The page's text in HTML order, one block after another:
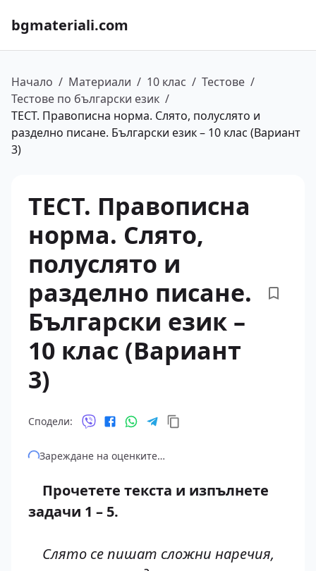
bgmateriali.com
Начало / Материали / 10 клас / Тестове /
Тестове по български език /
ТЕСТ. Правописна норма. Слято, полуслято и
разделно писане. Български език – 10 клас (Вариант
3)
ТЕСТ. Правописна
норма. Слято,
полуслято и
разделно писане.
Български език –
10 клас (Вариант
3)
Сподели:
Зареждане на оценките…
Прочетете текста и изпълнете
задачи 1 – 5.
Слято се пишат сложни наречия,